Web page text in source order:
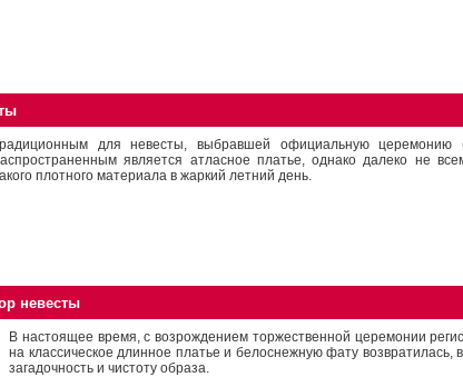
для невесты, выбравшей официальную церемонию
является атласное платье, однако далеко не
плотного материала в жаркий летний день.
невесты
В настоящее время, с возрождением торжественной церемонии
на классическое длинное платье и белоснежную фату возвратилась,
загадочность и чистоту образа.